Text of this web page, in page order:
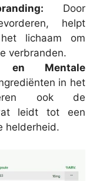
Door
helpt
lichaam om
verbranden.
en Mentale
in het
ook de
leidt tot een
helderheid.